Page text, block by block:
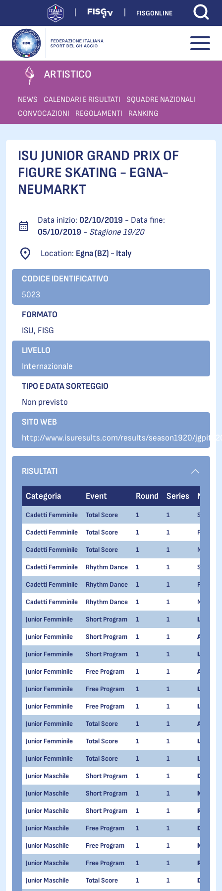
FISGONLINE
ARTISTICO
NEWS CALENDARI E RISULTATI
SQUADRE NAZIONALI
CONVOCAZIONI
REGOLAMENTI RANKING
ISU JUNIOR GRAND PRIX OF
FIGURE SKATING - EGNA-
NEUMARKT
Data inizio: 02/10/2019 - Data fine:
05/10/2019 - Stagione 19/20
Location: Egna (BZ) - Italy
CODICE IDENTIFICATIVO
5023
FORMATO
ISU, FISG
LIVELLO
Internazionale
TIPO E DATA SORTEGGIO
Non previsto
SITO WEB
http://www.isuresults.com/results/season1920/
RISULTATI
Categoria Event Round Series Nome
Cadetti Femminile Total Score 1 1 Sara
Cadetti Femminile Total Score 1 1
Cadetti Femminile Total Score 1 1 Nicole
Cadetti Femminile Rhythm Dance 1 1 Sara
Cadetti Femminile Rhythm Dance 1 1
Cadetti Femminile Rhythm Dance 1 1 Nicole
Junior Femminile Short Program 1 1 Lara
Junior Femminile Short Program 1 1 Alessia
Junior Femminile Short Program 1 1
Junior Femminile Free Program 1 1 Alessia
Junior Femminile Free Program 1 1 Lara
Junior Femminile Free Program 1 1
Junior Femminile Total Score 1 1 Alessia
Junior Femminile Total Score 1 1 Lara
Junior Femminile Total Score 1 1
Junior Maschile Short Program 1 1 Daniel
Junior Maschile Short Program 1 1 Nikolaj
Junior Maschile Short Program 1 1
Junior Maschile Free Program 1 1 Daniel
Junior Maschile Free Program 1 1 Nikolaj
Junior Maschile Free Program 1 1
Junior Maschile Total Score 1 1 Daniel